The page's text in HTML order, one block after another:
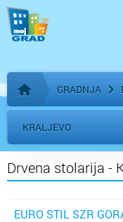
Početna stranica
GRADNJA
KRALJEVO
Drvena stolarija -
EURO STIL SZR